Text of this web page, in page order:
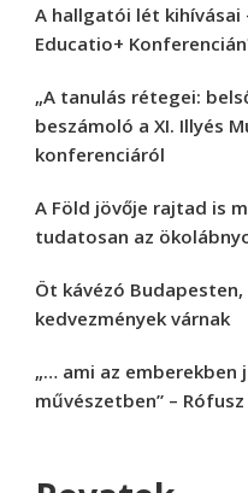
A hallgatói lét kihívásai
Educatio+
„A tanulás rétegei:
beszámoló a XI. Illyés
konferenciáról
A Föld jövője rajtad is
tudatosan az
Öt kávézó
kedvezmények várnak
„… ami az emberekben
művészetben” –